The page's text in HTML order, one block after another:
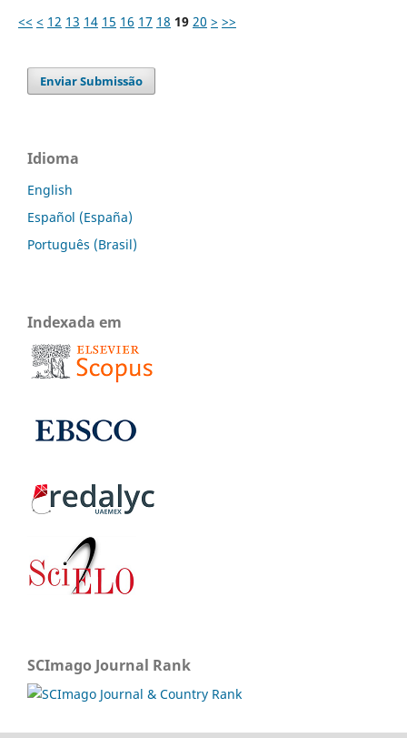
<< < 12 13 14 15 16 17 18 19 20 > >>
Enviar Submissão
Idioma
English
Español (España)
Português (Brasil)
Indexada em
SCImago Journal Rank